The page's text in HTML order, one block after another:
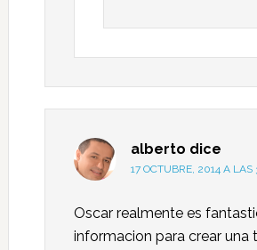
alberto dice
17 OCTUBRE, 2014 A LAS
Oscar realmente es
informacion para crear una